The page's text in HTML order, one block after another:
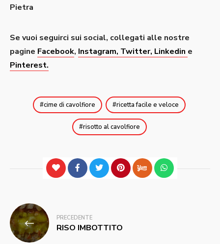
Pietra
Se vuoi seguirci sui social, collegati alle nostre
pagine Facebook, Instagram, Twitter, Linkedin e
Pinterest.
cime di cavolfiore ricetta facile e veloce
risotto al cavolfiore
Navigazione
articoli
PRECEDENTE
RISO IMBOTTITO